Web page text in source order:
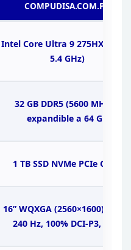
COMPUDISA.COM.PE
Intel Core Ultra 9 275HX
5.4GHz)
32 GB DDR5 (5600 MHz) –
expandible a 64 GB
1 TB SSD NVMe PCIe Gen4
16” WQXGA (2560×1600) OLED,
240 Hz, 100% DCI-P3, HDR